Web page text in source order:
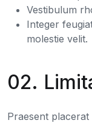
Vestibulum
Integer
molestie velit.
02.
Praesent